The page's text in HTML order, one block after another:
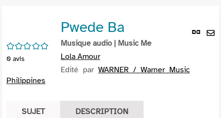
Lien
/5
0 avis
Pwede Ba
Musique audio | Music Me
Lola Amour
Edité par WARNER / Warner Music
Philippines
SUJET DESCRIPTION